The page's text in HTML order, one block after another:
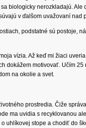
biologicky nerozkladajú.
v ďalšom uvažovaní nad
podstatné sú postoje,
vízia. Až keď mi žiaci
dokážem motivovať. Učím
na okolie a svet.
prostredia. Čiže
ma uvidia s recyklovanou
uhlíkovej stope a chodiť do